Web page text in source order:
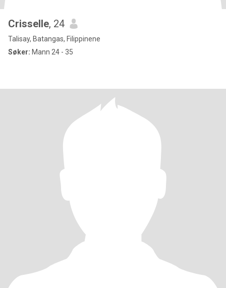
Crisselle, 24
Talisay, Batangas, Filippinene
Søker: Mann 24 - 35